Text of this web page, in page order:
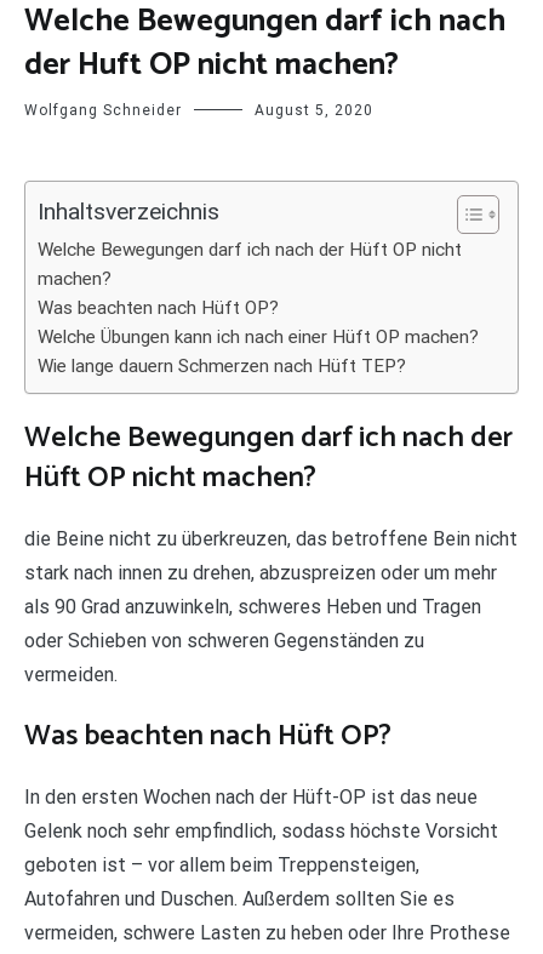
Welche Bewegungen darf ich nach
der Huft OP nicht machen?
Wolfgang Schneider August 5, 2020
Inhaltsverzeichnis
Welche Bewegungen darf ich nach der Hüft OP nicht
machen?
Was beachten nach Hüft OP?
Welche Übungen kann ich nach einer Hüft OP machen?
Wie lange dauern Schmerzen nach Hüft TEP?
Welche Bewegungen darf ich nach der
Hüft OP nicht machen?
die Beine nicht zu überkreuzen, das betroffene Bein nicht
stark nach innen zu drehen, abzuspreizen oder um mehr
als 90 Grad anzuwinkeln, schweres Heben und Tragen
oder Schieben von schweren Gegenständen zu
vermeiden.
Was beachten nach Hüft OP?
In den ersten Wochen nach der Hüft-OP ist das neue
Gelenk noch sehr empfindlich, sodass höchste Vorsicht
geboten ist – vor allem beim Treppensteigen,
Autofahren und Duschen. Außerdem sollten Sie es
vermeiden, schwere Lasten zu heben oder Ihre Prothese